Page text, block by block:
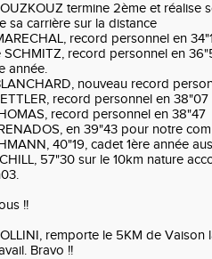
termine 2ème et réalise
sa carrière sur la distance
record personnel en
SCHMITZ, record personnel en
année.
nouveau record
record personnel en 38"07
record personnel en 38"47
en 39"43 pour notre
40"19, cadet 1ère année
57"30 sur le 10km nature
!!
remporte le 5KM de Vaison
Bravo !!